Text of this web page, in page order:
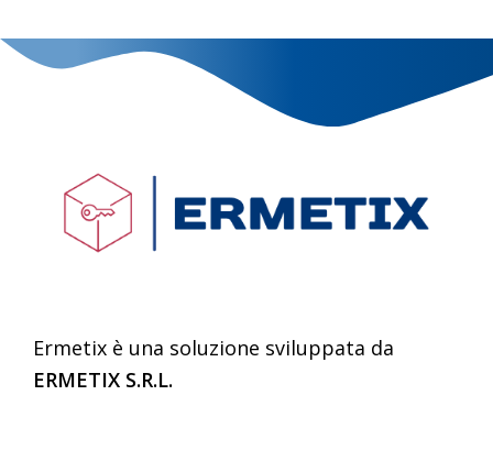
Ermetix è una soluzione sviluppata da
ERMETIX S.R.L.